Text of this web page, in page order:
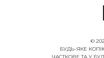
©
БУДЬ-ЯКЕ